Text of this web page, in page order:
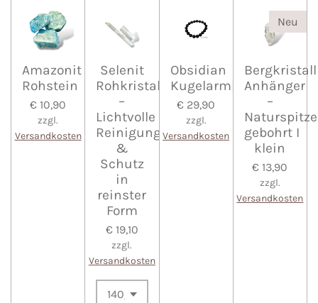
Amazonit
Rohstein
€ 10,90
zzgl.
Versandkosten
Selenit
Rohkristall
–
Lichtvolle
Reinigung
&
Schutz
in
reinster
Form
€ 19,10
zzgl.
Versandkosten
Obsidian
Kugelarmband
€ 29,90
zzgl.
Versandkosten
Neu
Bergkristall
Anhänger
–
Naturspitze
gebohrt I
klein
€ 13,90
zzgl.
Versandkosten